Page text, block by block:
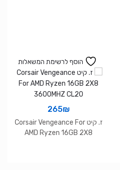
הוסף לרשימת המשאלות
265₪
ז. קיט Corsair Vengeance For
AMD Ryzen 16GB 2X8